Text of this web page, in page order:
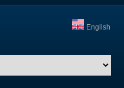
English